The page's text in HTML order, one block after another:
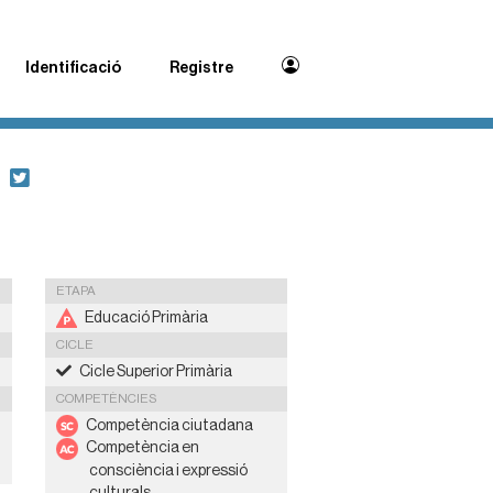
Identificació Registre
ETAPA
Educació Primària
CICLE
Cicle Superior Primària
COMPETÈNCIES
Competència ciutadana
Competència en
consciència i expressió